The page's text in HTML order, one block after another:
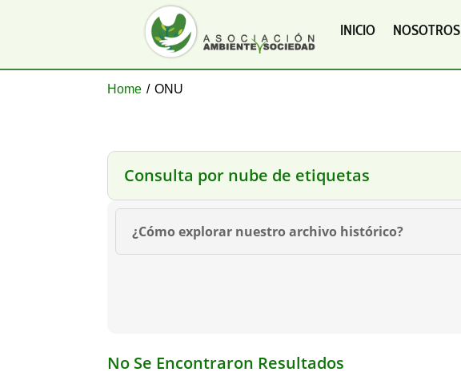
INICIO NOSOTROS
Home / ONU
Consulta por nube de etiquetas
¿Cómo explorar nuestro archivo histórico?
No Se Encontraron Resultados